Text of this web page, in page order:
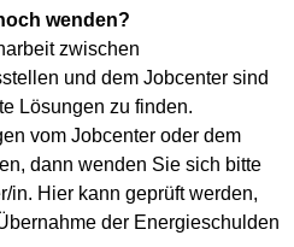
wenden?
zwischen
und dem Jobcenter sind
Lösungen zu finden.
vom Jobcenter oder dem
dann wenden Sie sich bitte
in. Hier kann geprüft werden,
der Energieschulden